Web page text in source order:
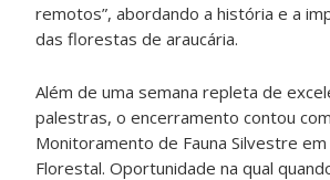
remotos”, abordando a história e a
das florestas de araucária.
Além de uma semana repleta de
palestras, o encerramento contou
Monitoramento de Fauna Silvestre em
Florestal. Oportunidade na qual